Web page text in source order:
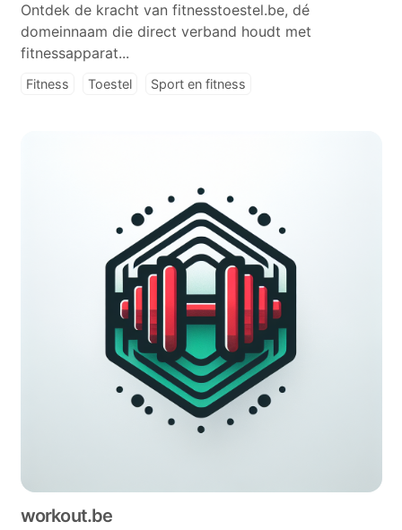
Ontdek de kracht van fitnesstoestel.be, dé
domeinnaam die direct verband houdt met
fitnessapparat...
Fitness Toestel Sport en fitness
workout.be